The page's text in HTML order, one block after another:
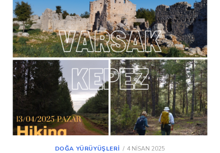
DOĞA YÜRÜYÜŞLERI
POSTED
4 NISAN 2025